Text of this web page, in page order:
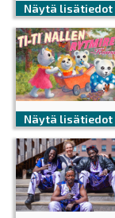
Näytä lisätiedot
Näytä lisätiedot